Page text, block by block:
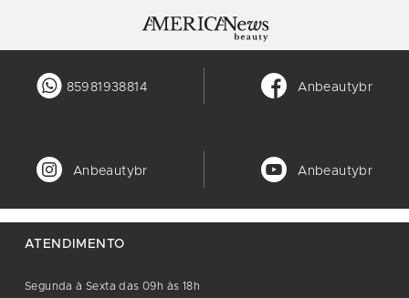
85981938814 Anbeautybr
Anbeautybr Anbeautybr
ATENDIMENTO
Segunda à Sexta das 09h às 18h